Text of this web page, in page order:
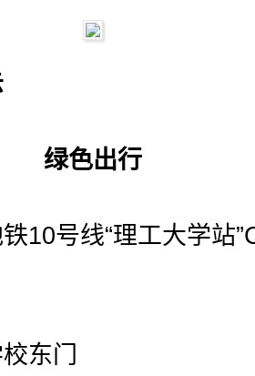
绿色出行
号线“理工大学站
东门